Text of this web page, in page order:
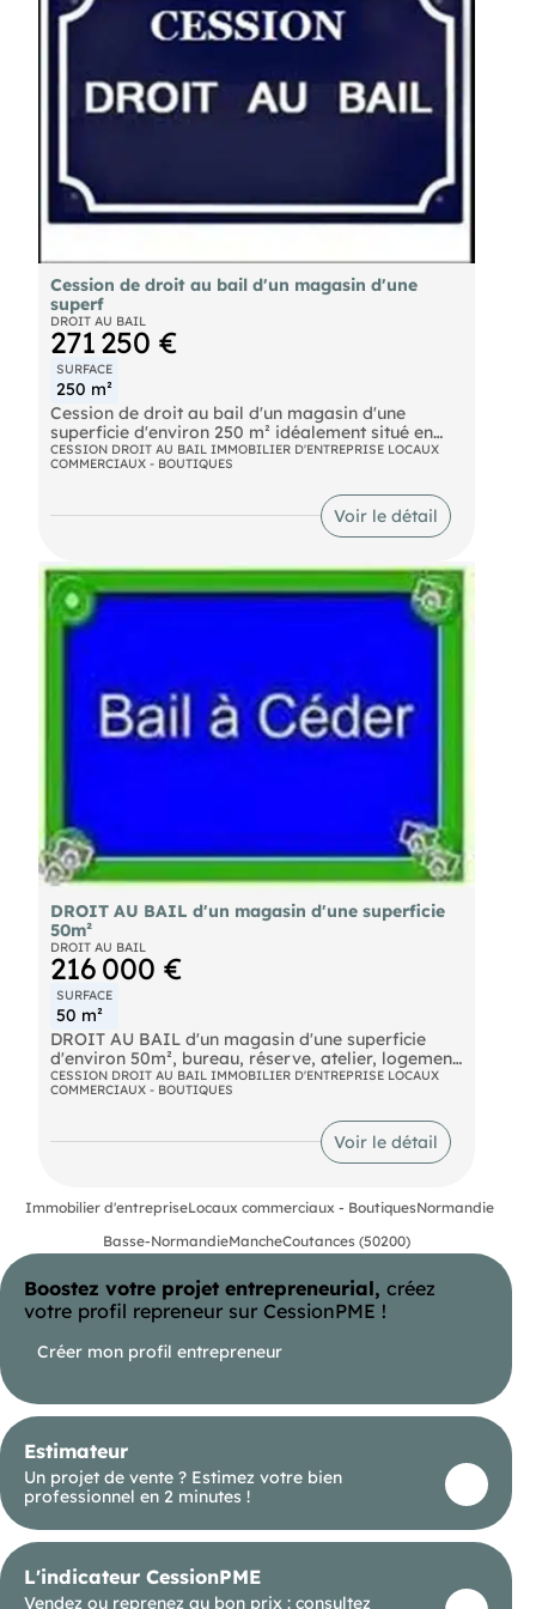
l'acquéreur.
Les informations sur les risques auxquels ce bien
georisques.gouv.fr.
Cession de droit au bail d'un magasin d'une
superf
DROIT AU BAIL
271 250 €
SURFACE
250 m²
Cession de droit au bail d'un magasin d'une
superficie d'environ 250 m² idéalement situé en
centre ville. Emplacement n°1. Nous consulter.
CESSION DROIT AU BAIL IMMOBILIER D'ENTREPRISE LOCAUX
COMMERCIAUX - BOUTIQUES
Voir le détail
DROIT AU BAIL d'un magasin d'une superficie
50m²
DROIT AU BAIL
216 000 €
SURFACE
50 m²
DROIT AU BAIL d'un magasin d'une superficie
d'environ 50m², bureau, réserve, atelier, logement
de type F4. Nous consulter
CESSION DROIT AU BAIL IMMOBILIER D'ENTREPRISE LOCAUX
COMMERCIAUX - BOUTIQUES
Voir le détail
Immobilier d'entrepriseLocaux commerciaux - BoutiquesNormandie
Basse-NormandieMancheCoutances (50200)
Boostez votre projet entrepreneurial, créez
votre profil repreneur sur CessionPME !
Créer mon profil entrepreneur
Estimateur
Un projet de vente ? Estimez votre bien
professionnel en 2 minutes !
L'indicateur CessionPME
Vendez ou reprenez au bon prix : consultez